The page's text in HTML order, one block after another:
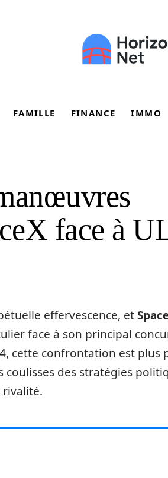
FAMILLE FINANCE IMMO
face à
effervescence, et
face à son principal
cette confrontation est plus
coulisses des stratégies